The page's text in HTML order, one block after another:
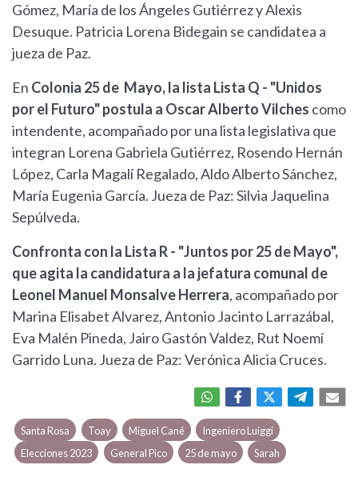
Gómez, María de los Ángeles Gutiérrez y Alexis
Desuque. Patricia Lorena Bidegain se candidatea a
jueza de Paz.
En Colonia 25 de Mayo, la lista Lista Q - "Unidos
por el Futuro" postula a Oscar Alberto Vilches como
intendente, acompañado por una lista legislativa que
integran Lorena Gabriela Gutiérrez, Rosendo Hernán
López, Carla Magalí Regalado, Aldo Alberto Sánchez,
María Eugenia García. Jueza de Paz: Silvia Jaquelina
Sepúlveda.
Confronta con la Lista R - "Juntos por 25 de Mayo",
que agita la candidatura a la jefatura comunal de
Leonel Manuel Monsalve Herrera, acompañado por
Marina Elisabet Alvarez, Antonio Jacinto Larrazábal,
Eva Malén Pineda, Jairo Gastón Valdez, Rut Noemí
Garrido Luna. Jueza de Paz: Verónica Alicia Cruces.
Santa Rosa Toay Miguel Cané
Ingeniero Luiggi
Elecciones 2023
General Pico 25 de mayo Sarah